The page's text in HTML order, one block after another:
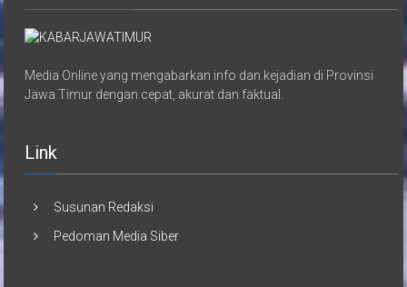
Media Online yang mengabarkan info dan kejadian di Provinsi
Jawa Timur dengan cepat, akurat dan faktual.
Link
Susunan Redaksi
Pedoman Media Siber